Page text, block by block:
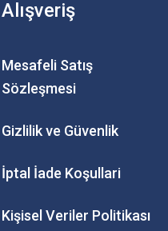
Alışveriş
Mesafeli Satış
Sözleşmesi
Gizlilik ve Güvenlik
İptal İade Koşullari
Kişisel Veriler Politikası